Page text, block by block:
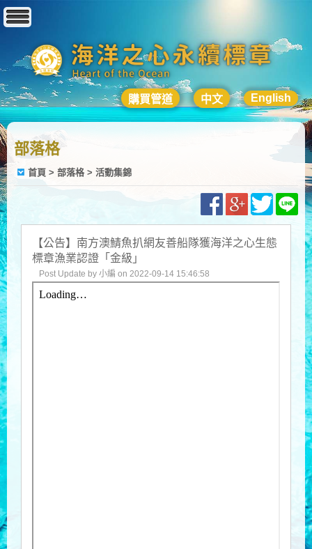
購買管道 中文 English
部落格
首頁 > 部落格 > 活動集錦
【公告】南方澳鯖魚扒網友善船隊獲海洋之心生態
標章漁業認證「金級」
Post Update by 小編 on 2022-09-14 15:46:58